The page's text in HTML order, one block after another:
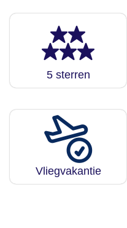
5 sterren
Vliegvakantie